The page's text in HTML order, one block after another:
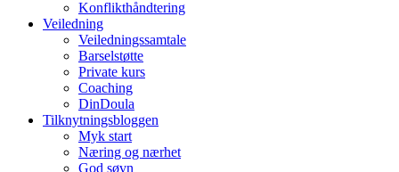
Konflikthåndtering
Veiledning
Veiledningssamtale
Barselstøtte
Private kurs
Coaching
DinDoula
Tilknytningsbloggen
Myk start
Næring og nærhet
God søvn